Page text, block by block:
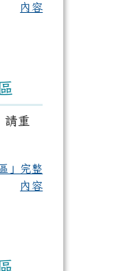
內容
請重
」完整
內容